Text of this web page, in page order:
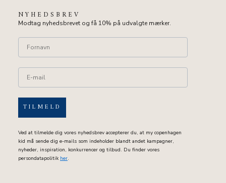
NYHEDSBREV
Modtag nyhedsbrevet og få 10% på udvalgte mærker.
TILMELD
Ved at tilmelde dig vores nyhedsbrev accepterer du, at my copenhagen
kid må sende dig e-mails som indeholder blandt andet kampagner,
nyheder, inspiration, konkurrencer og tilbud. Du finder vores
persondatapolitik her.